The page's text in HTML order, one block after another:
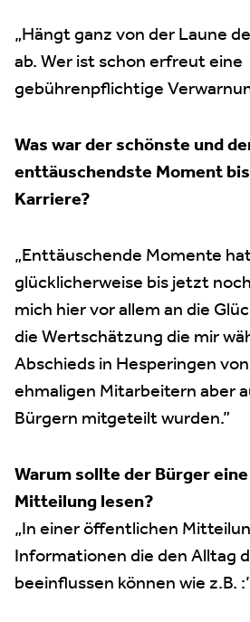
„Hängt ganz von der Laune
ab. Wer ist schon erfreut eine
gebührenpflichtige
Was war der schönste und
enttäuschendste Moment
Karriere?
„Enttäuschende Momente
glücklicherweise bis jetzt
mich hier vor allem an die
die Wertschätzung die mir
Abschieds in Hesperingen
ehmaligen Mitarbeitern aber
Bürgern mitgeteilt wurden.”
Warum sollte der Bürger
Mitteilung lesen?
„In einer öffentlichen
Informationen die den Alltag
beeinflussen können wie z.B.